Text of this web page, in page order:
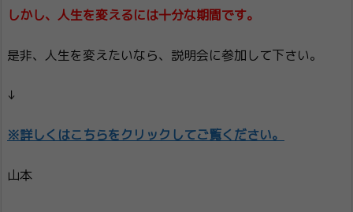
しかし、人生を変えるには十分な期間です。
是非、人生を変えたいなら、説明会に参加して下さい。
↓
※詳しくはこちらをクリックしてご覧ください。
山本